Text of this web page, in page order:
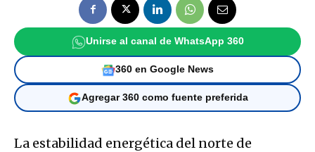
Unirse al canal de WhatsApp 360
360 en Google News
Agregar 360 como fuente preferida
La estabilidad energética del norte de